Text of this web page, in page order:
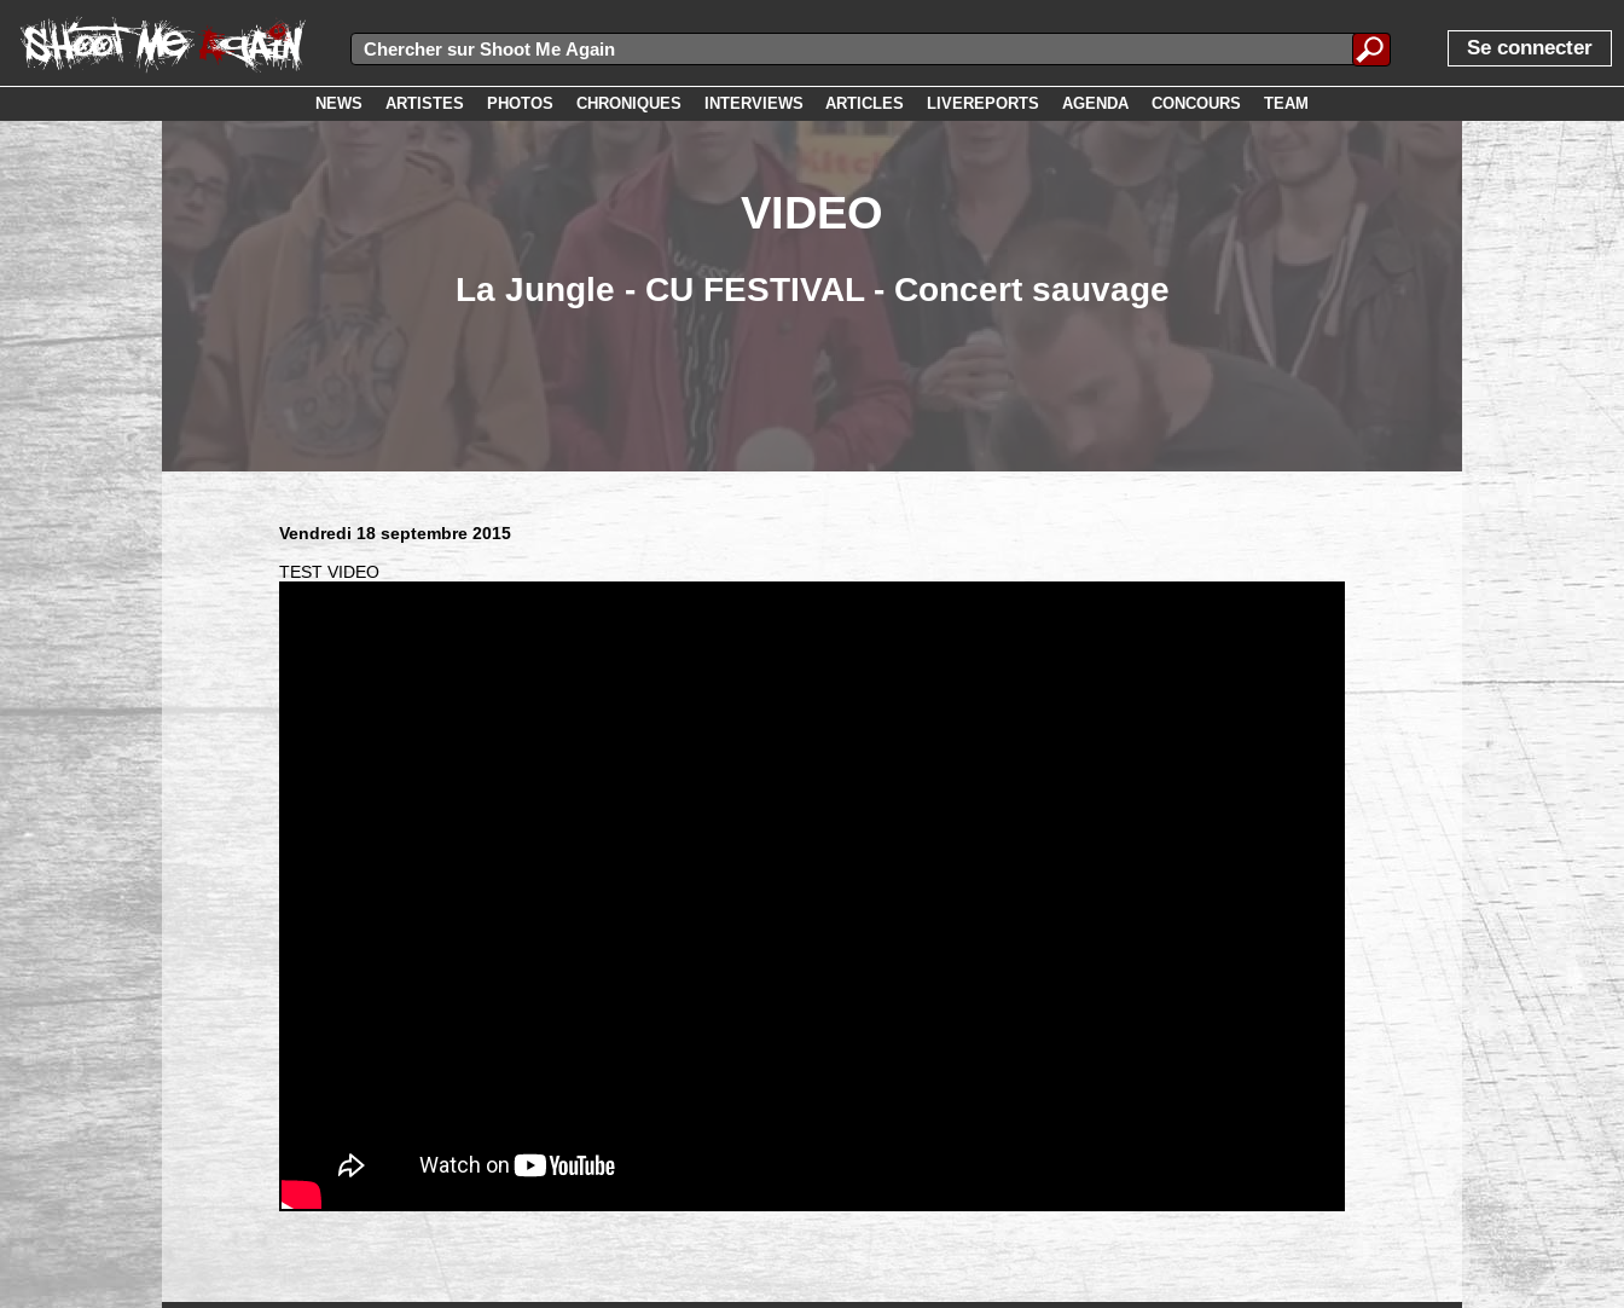
Se connecter
NEWS ARTISTES PHOTOS CHRONIQUES INTERVIEWS ARTICLES LIVEREPORTS AGENDA CONCOURS TEAM
VIDEO
La Jungle - CU FESTIVAL - Concert sauvage
Vendredi 18 septembre 2015
TEST VIDEO